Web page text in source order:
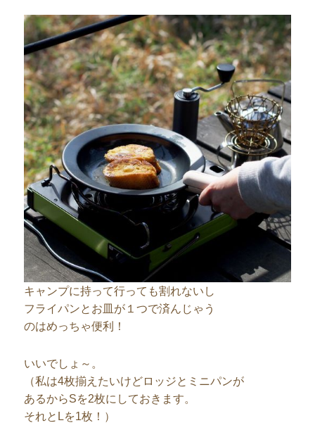
キャンプに持って行っても割れないし
フライパンとお皿が１つで済んじゃう
のはめっちゃ便利！
いいでしょ～。
（私は4枚揃えたいけどロッジとミニパンが
あるからSを2枚にしておきます。
それとLを1枚！）